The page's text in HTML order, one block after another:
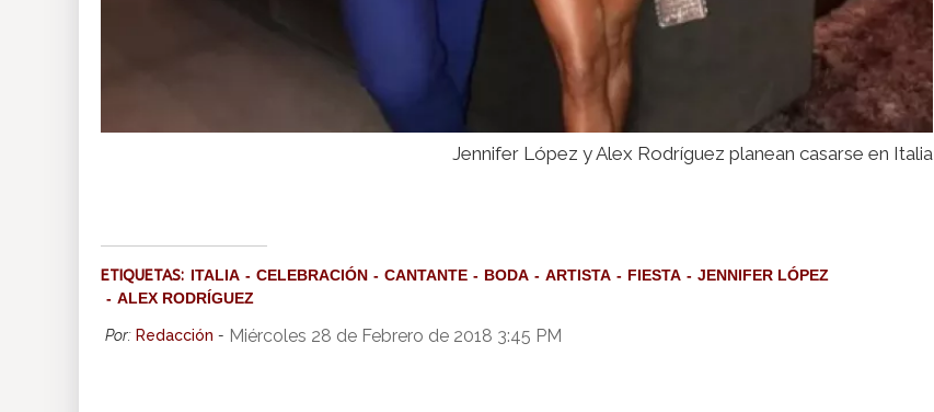
Jennifer López y Alex Rodríguez planean casarse en Italia
ETIQUETAS: ITALIA CELEBRACIÓN CANTANTE BODA ARTISTA FIESTA
JENNIFER LÓPEZ
ALEX RODRÍGUEZ
Por: Redacción - Miércoles 28 de Febrero de 2018 3:45 PM